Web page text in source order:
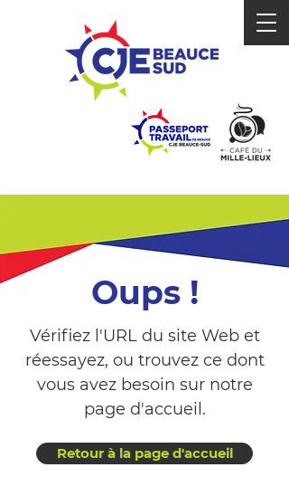
Oups !
Vérifiez l'URL du site Web et
réessayez, ou trouvez ce dont
vous avez besoin sur notre
page d'accueil.
Retour à la page d'accueil